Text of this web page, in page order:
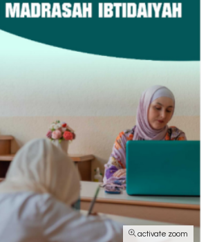
activate zoom